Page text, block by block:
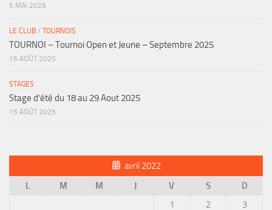
5 MAI 2026
LE CLUB / TOURNOIS
TOURNOI – Tournoi Open et Jeune – Septembre 2025
15 AOÛT 2025
STAGES
Stage d’été du 18 au 29 Aout 2025
15 AOÛT 2025
avril 2022
L
M M J V S D
1 2
3